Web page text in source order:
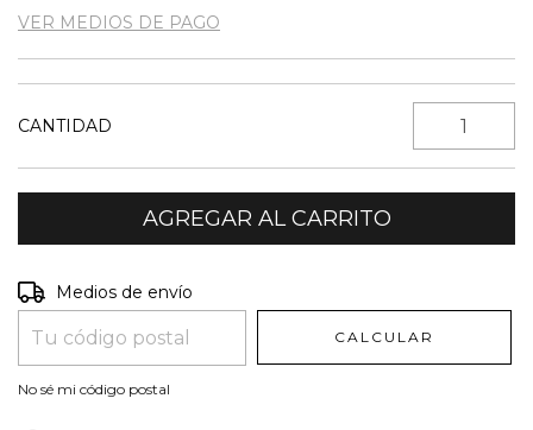
VER MEDIOS DE PAGO
CANTIDAD
Entregas para el CP:
Medios de envío
CALCULAR
No sé mi código postal